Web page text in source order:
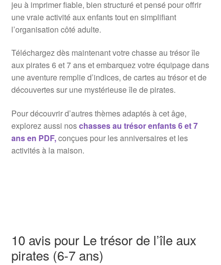
jeu à imprimer fiable, bien structuré et pensé pour offrir
une vraie activité aux enfants tout en simplifiant
l’organisation côté adulte.
Téléchargez dès maintenant votre chasse au trésor île
aux pirates 6 et 7 ans et embarquez votre équipage dans
une aventure remplie d’indices, de cartes au trésor et de
découvertes sur une mystérieuse île de pirates.
Pour découvrir d’autres thèmes adaptés à cet âge,
explorez aussi noschasses au trésor enfants 6 et 7
ans en PDF,conçues pour les anniversaires et les
activités à la maison.
10 avis pour Le trésor de l’île aux
pirates (6-7 ans)